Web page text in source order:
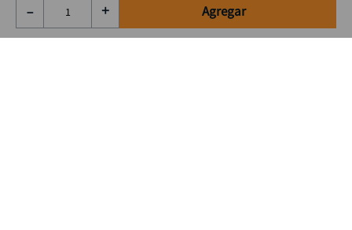
＋
－ Agregar